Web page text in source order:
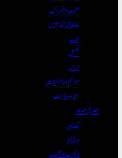
صحت و خوراک
علاقائی تہذیبیں
طب
کھیل
لباس
موسم و ماحولیات
سیر و سیاحت
بصری مواد
تصاویر
ویڈیوز
دلچسپ و عجیب